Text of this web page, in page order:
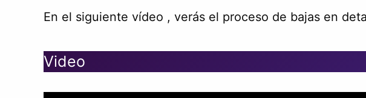
En el siguiente vídeo , verás el proceso de bajas en
Video